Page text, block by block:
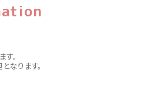
。
なります。